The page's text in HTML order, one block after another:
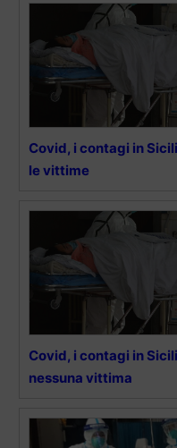
Covid, i contagi in
le vittime
Covid, i contagi in
nessuna vittima